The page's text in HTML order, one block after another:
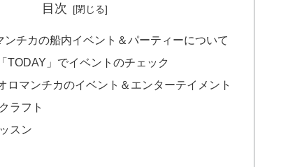
目次
ンチカの船内イベント＆パーティーについて
TODAY」でイベントのチェック
ロマンチカのイベント＆エンターテイメント
ラフト
スン